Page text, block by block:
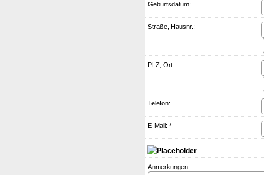
Geburts­datum:
Straße, Hausnr.:
PLZ, Ort:
Telefon:
E-Mail: *
Anmerkungen